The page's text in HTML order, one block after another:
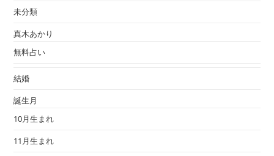
未分類
真木あかり
無料占い
結婚
誕生月
10月生まれ
11月生まれ